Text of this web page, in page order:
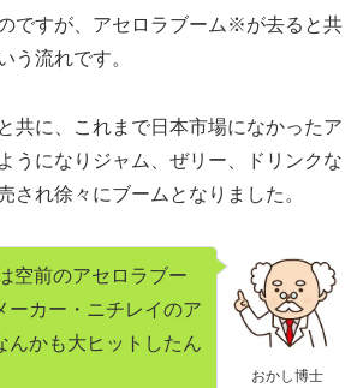
ですが、アセロラブーム※が去ると共
う流れです。
共に、これまで日本市場になかったア
うになりジャム、ぜリー、ドリンクな
され徐々にブームとなりました。
おかし博士
空前のアセロラブー
ーカー・ニチレイのア
んかも大ヒットしたん